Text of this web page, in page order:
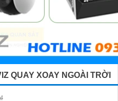
QUAY XOAY NGOÀI TRỜI